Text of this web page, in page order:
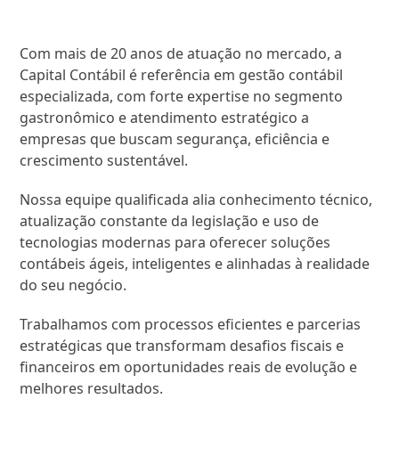
Com mais de 20 anos de atuação no mercado, a
Capital Contábil é referência em gestão contábil
especializada, com forte expertise no segmento
gastronômico e atendimento estratégico a
empresas que buscam segurança, eficiência e
crescimento sustentável.
Nossa equipe qualificada alia conhecimento técnico,
atualização constante da legislação e uso de
tecnologias modernas para oferecer soluções
contábeis ágeis, inteligentes e alinhadas à realidade
do seu negócio.
Trabalhamos com processos eficientes e parcerias
estratégicas que transformam desafios fiscais e
financeiros em oportunidades reais de evolução e
melhores resultados.